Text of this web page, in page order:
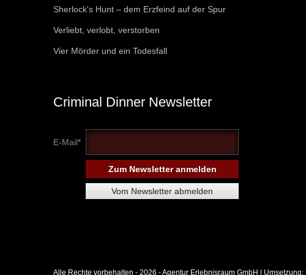
Sherlock's Hunt – dem Erzfeind auf der Spur
Verliebt, verlobt, verstorben
Vier Mörder und ein Todesfall
Criminal Dinner Newsletter
E-Mail*
Alle Rechte vorbehalten - 2026 -Agentur Erlebnisraum GmbH | Umsetzung: